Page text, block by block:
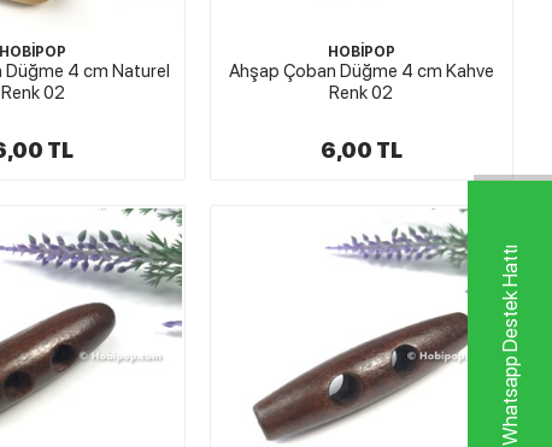
Whatsapp Destek Hattı
HOBİPOP
Düğme 4 cm Naturel
Renk 02
TL
HOBİPOP
Ahşap Çoban Düğme 4 cm Kahve
Renk 02
6,00 TL